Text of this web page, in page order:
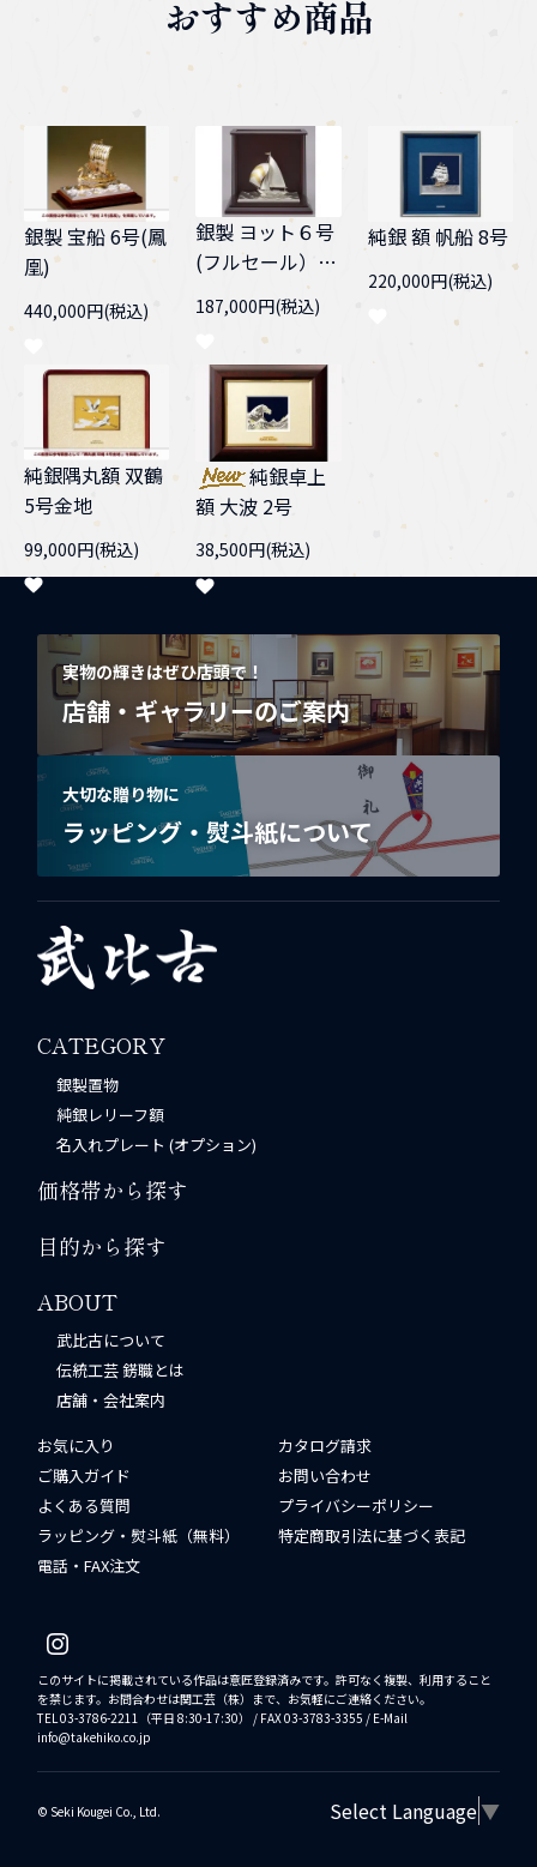
おすすめ商品
銀製 宝船 6号(鳳
凰)
440,000円(税込)
銀製 ヨット６号
(フルセール）
スロープケース
187,000円(税込)
純銀 額 帆船 8号
220,000円(税込)
純銀隅丸額 双鶴
5号金地
99,000円(税込)
純銀卓上
額 大波 2号
38,500円(税込)
実物の輝きはぜひ店頭で！
店舗・ギャラリーのご案内
大切な贈り物に
ラッピング・熨斗紙について
CATEGORY
銀製置物
純銀レリーフ額
名入れプレート (オプション)
価格帯から探す
目的から探す
ABOUT
武比古について
伝統工芸 錺職とは
店舗・会社案内
お気に入り
ご購入ガイド
よくある質問
ラッピング・熨斗紙（無料）
電話・FAX注文
カタログ請求
お問い合わせ
プライバシーポリシー
特定商取引法に基づく表記
このサイトに掲載されている作品は意匠登録済みです。許可なく複製、利用すること
を禁じます。お問合わせは関工芸（株）まで、お気軽にご連絡ください。
TEL 03-3786-2211（平日 8:30-17:30） / FAX 03-3783-3355 / E-Mail
info@takehiko.co.jp
©︎ Seki Kougei Co., Ltd. Select Language▼